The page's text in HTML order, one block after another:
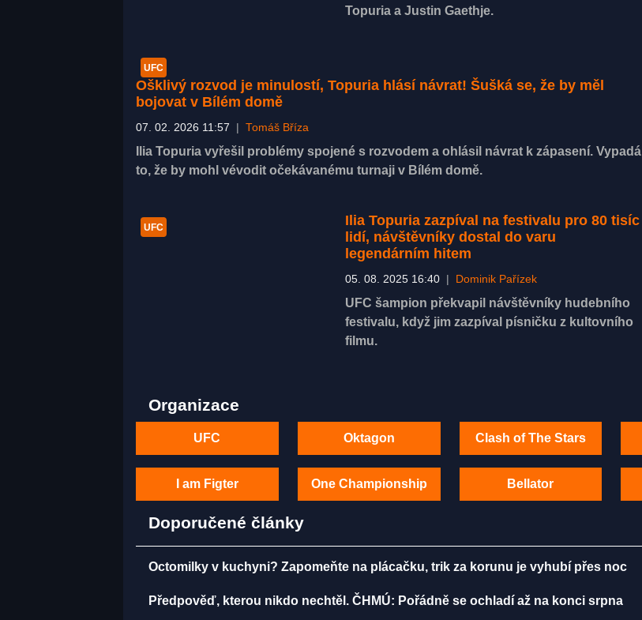
Topuria a Justin Gaethje.
UFC
Ošklivý rozvod je minulostí, Topuria hlásí návrat! Šušká se, že by měl
bojovat v Bílém domě
07. 02. 2026 11:57 Tomáš Bříza
Ilia Topuria vyřešil problémy spojené s rozvodem a ohlásil návrat k zápasení. Vypadá
to, že by mohl vévodit očekávanému turnaji v Bílém domě.
UFC
Ilia Topuria zazpíval na festivalu pro 80 tisíc
lidí, návštěvníky dostal do varu
legendárním hitem
05. 08. 2025 16:40 Dominik Pařízek
UFC šampion překvapil návštěvníky hudebního
festivalu, když jim zazpíval písničku z kultovního
filmu.
Organizace
UFC Oktagon Clash of The Stars
I am Figter One Championship Bellator
Doporučené články
Octomilky v kuchyni? Zapomeňte na plácačku, trik za korunu je vyhubí přes noc
Předpověď, kterou nikdo nechtěl. ČHMÚ: Pořádně se ochladí až na konci srpna